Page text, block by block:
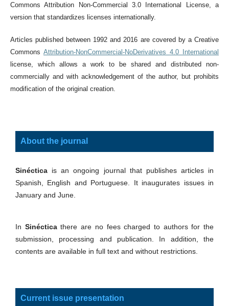
Commons Attribution Non-Commercial 3.0 International License, a
version that standardizes licenses internationally.
Articles published between 1992 and 2016 are covered by a Creative
Commons Attribution-NonCommercial-NoDerivatives 4.0 International
license, which allows a work to be shared and distributed non-
commercially and with acknowledgement of the author, but prohibits
modification of the original creation.
About the journal
Sinéctica is an ongoing journal that publishes articles in
Spanish, English and Portuguese. It inaugurates issues in
January and June.
In Sinécticathere are no fees charged to authors for the
submission, processing and publication. In addition, the
contents are available in full text and without restrictions.
Current issue presentation